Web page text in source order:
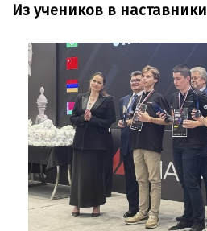
Из учеников в наставники